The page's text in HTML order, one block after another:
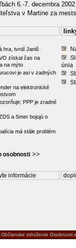
6.-7. decembra
v Martine za
hra, tvrdí Janiš
získal čas na
na mýto
je asi v zadných
na elektronické
PPP je zradné
a Smer bojujú o
má stále problém
osobnosti >>
únia
informácie
Občianske združenie